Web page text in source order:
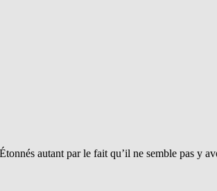
autant par le fait qu’il ne semble pas y